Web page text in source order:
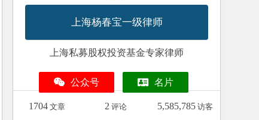
上海杨春宝一级律师
上海私募股权投资基金专家律师
公众号 名片
1704 文章 2 评论 5,585,785 访客